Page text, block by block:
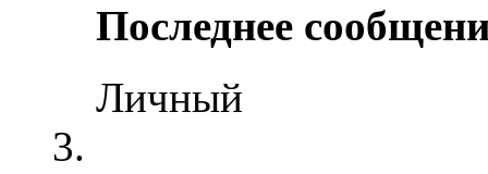
Последнее
Личный